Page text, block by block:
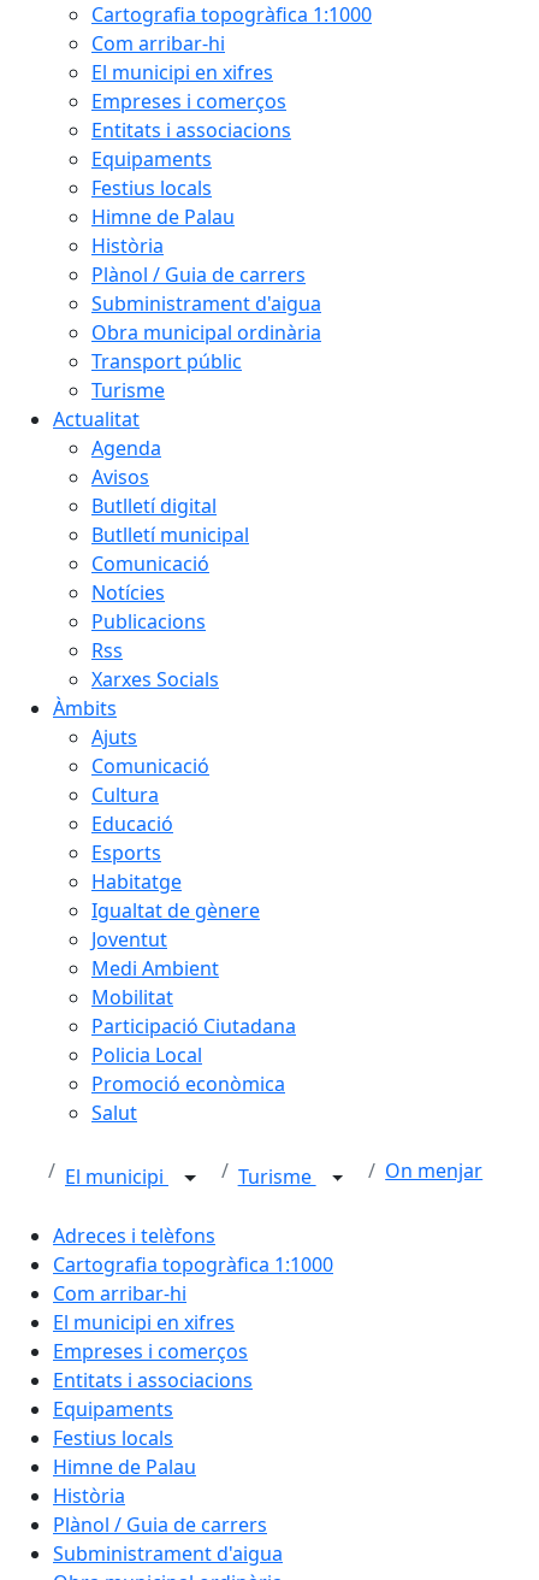
Cartografia topogràfica 1:1000
Com arribar-hi
El municipi en xifres
Empreses i comerços
Entitats i associacions
Equipaments
Festius locals
Himne de Palau
Història
Plànol / Guia de carrers
Subministrament d'aigua
Obra municipal ordinària
Transport públic
Turisme
Actualitat
Agenda
Avisos
Butlletí digital
Butlletí municipal
Comunicació
Notícies
Publicacions
Rss
Xarxes Socials
Àmbits
Ajuts
Comunicació
Cultura
Educació
Esports
Habitatge
Igualtat de gènere
Joventut
Medi Ambient
Mobilitat
Participació Ciutadana
Policia Local
Promoció econòmica
Salut
El municipi Turisme On menjar
Adreces i telèfons
Cartografia topogràfica 1:1000
Com arribar-hi
El municipi en xifres
Empreses i comerços
Entitats i associacions
Equipaments
Festius locals
Himne de Palau
Història
Plànol / Guia de carrers
Subministrament d'aigua